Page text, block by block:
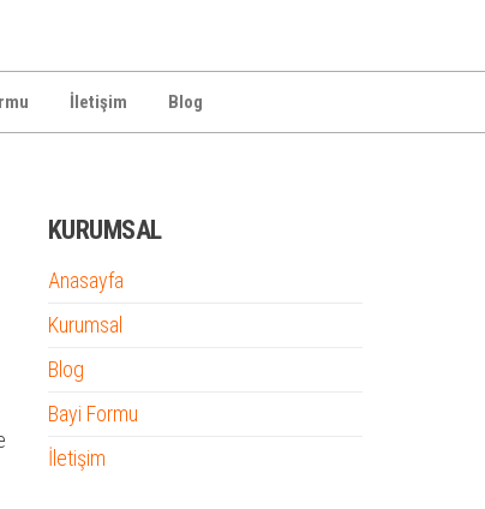
İletişim Blog
KURUMSAL
Anasayfa
Kurumsal
Blog
Bayi Formu
İletişim